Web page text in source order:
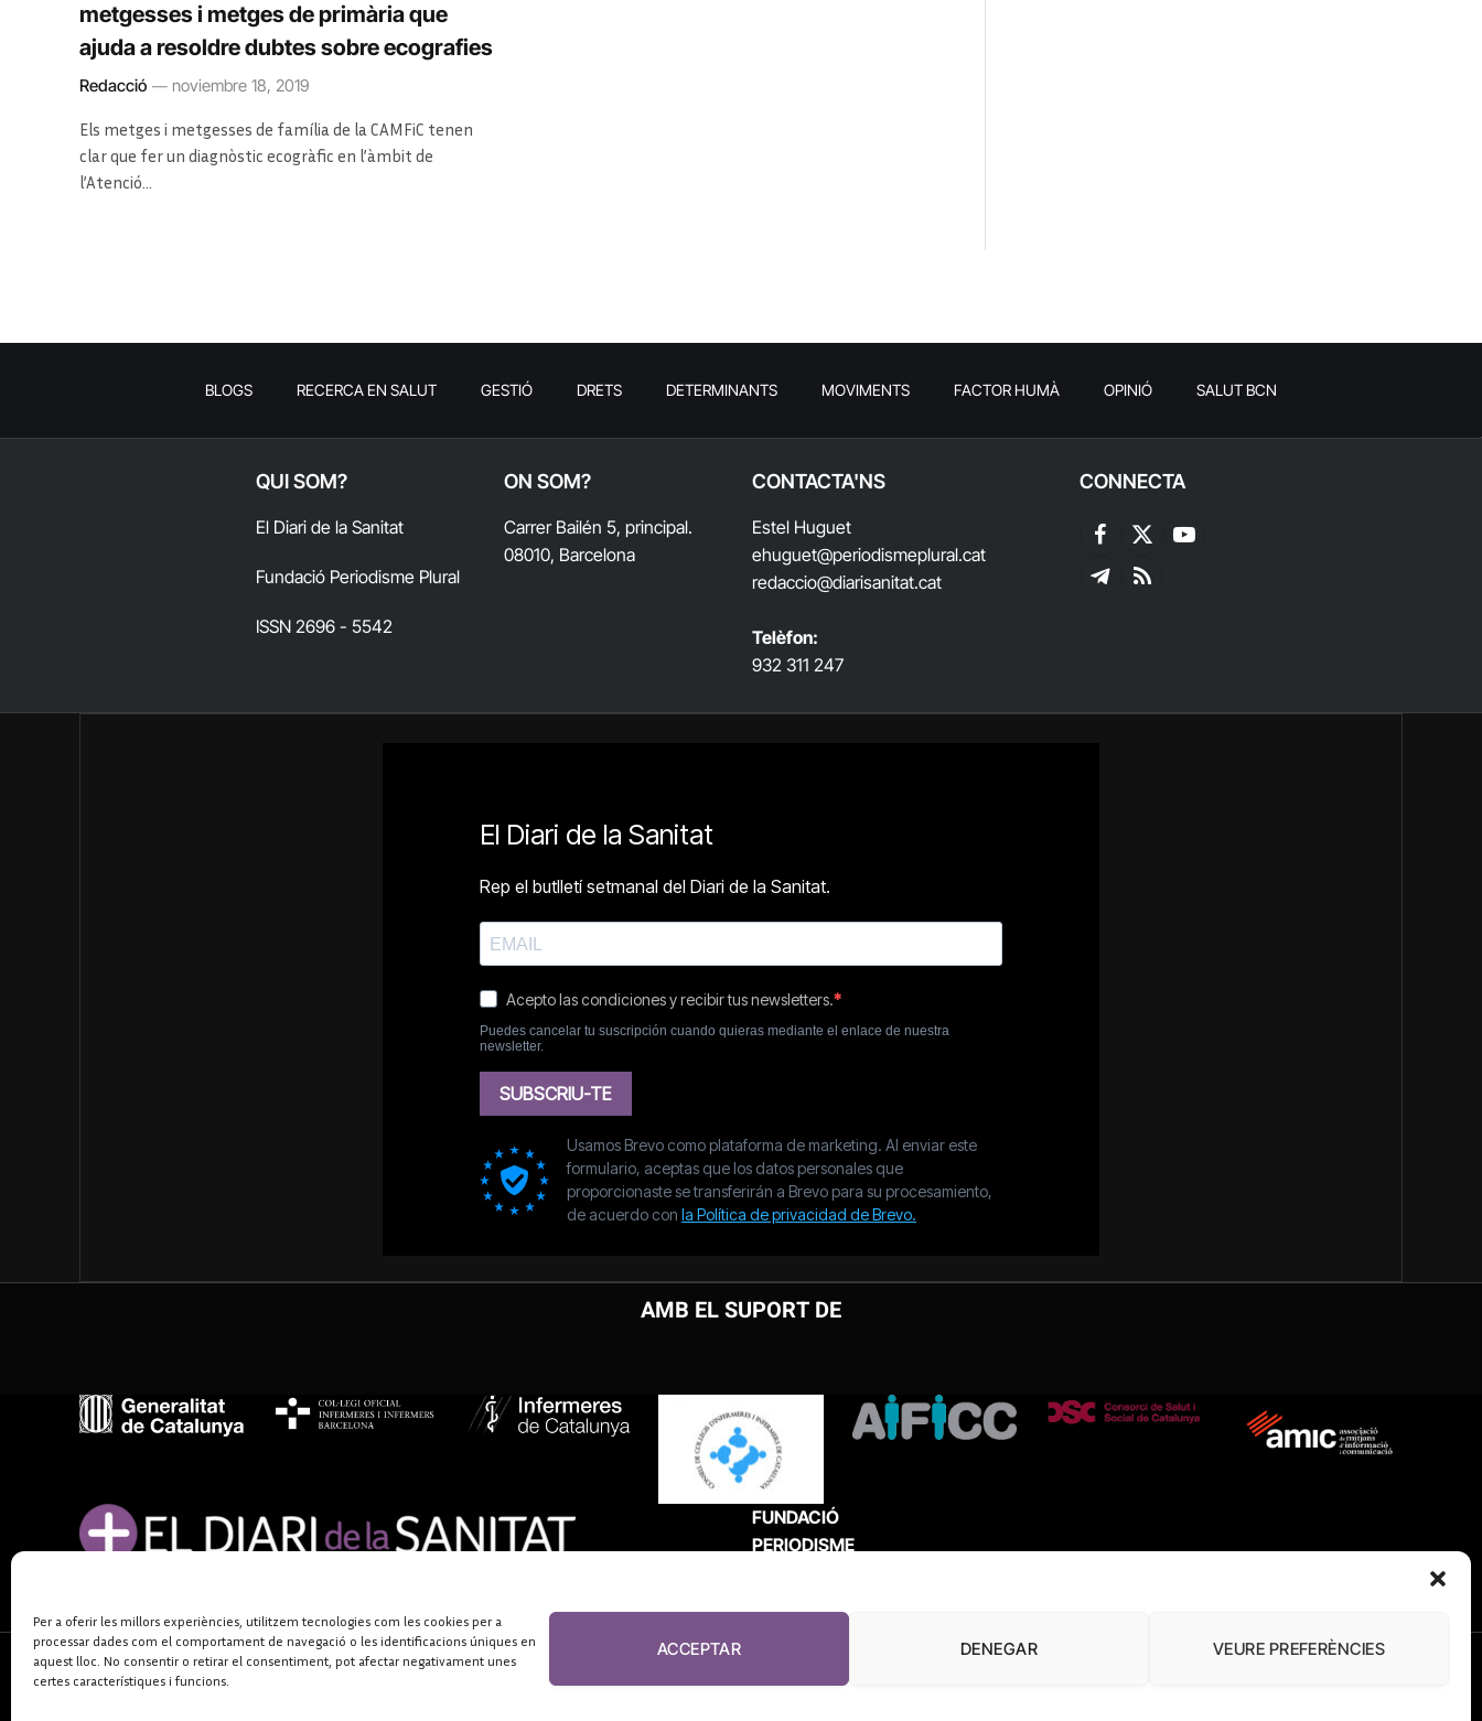
Per a oferir les millors experiències, utilitzem tecnologies com les cookies per a
processar dades com el comportament de navegació o les identificacions úniques en
aquest lloc. No consentir o retirar el consentiment, pot afectar negativament unes
certes característiques i funcions.
ACCEPTAR DENEGAR VEURE PREFERÈNCIES
metgesses i metges de primària que
ajuda a resoldre dubtes sobre ecografies
Redacció noviembre 18, 2019
Els metges i metgesses de família de la CAMFiC tenen
clar que fer un diagnòstic ecogràfic en l’àmbit de
l’Atenció…
BLOGS RECERCA EN SALUT GESTIÓ DRETS DETERMINANTS MOVIMENTS FACTOR HUMÀ OPINIÓ SALUT BCN
QUI SOM?
El Diari de la Sanitat
Fundació Periodisme Plural
ISSN 2696 - 5542
ON SOM?
Carrer Bailén 5, principal.
08010, Barcelona
CONTACTA'NS
Estel Huguet
ehuguet@periodismeplural.cat
redaccio@diarisanitat.cat
Telèfon:
932 311 247
CONNECTA
Facebook
X
(Twitter)
YouTube
TelegramRSS
AMB EL SUPORT DE
FUNDACIÓ
PERIODISME